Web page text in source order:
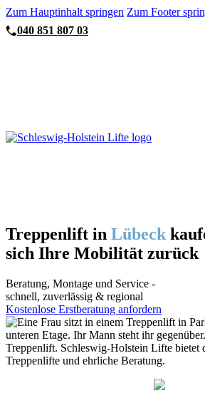
Zum Hauptinhalt springen Zum Footer
040 851 807 03
Treppenlift in Lübeck
sich Ihre Mobilität zurück
Beratung, Montage und Service -
schnell, zuverlässig & regional
Kostenlose Erstberatung anfordern